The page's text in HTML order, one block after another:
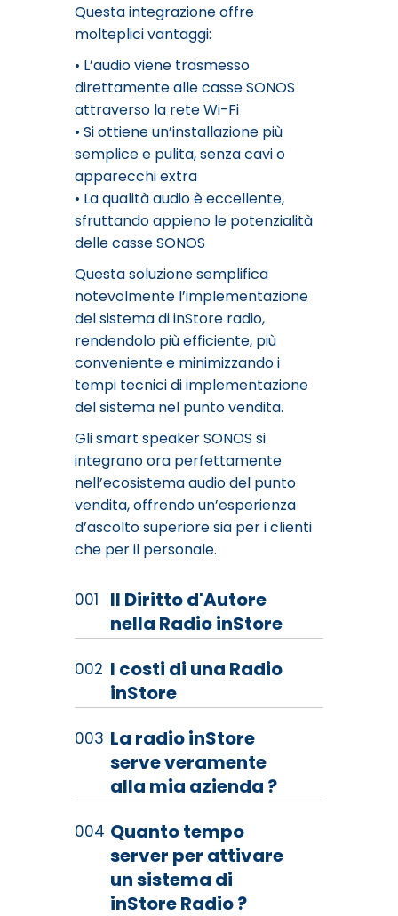
Questa integrazione offre
molteplici vantaggi:
• L’audio viene trasmesso
direttamente alle casse SONOS
attraverso la rete Wi-Fi
• Si ottiene un’installazione più
semplice e pulita, senza cavi o
apparecchi extra
• La qualità audio è eccellente,
sfruttando appieno le potenzialità
delle casse SONOS
Questa soluzione semplifica
notevolmente l’implementazione
del sistema di inStore radio,
rendendolo più efficiente, più
conveniente e minimizzando i
tempi tecnici di implementazione
del sistema nel punto vendita.
Gli smart speaker SONOS si
integrano ora perfettamente
nell’ecosistema audio del punto
vendita, offrendo un’esperienza
d’ascolto superiore sia per i clienti
che per il personale.
Il Diritto d'Autore
nella Radio inStore
I costi di una Radio
inStore
La radio inStore
serve veramente
alla mia azienda ?
Quanto tempo
server per attivare
un sistema di
inStore Radio ?